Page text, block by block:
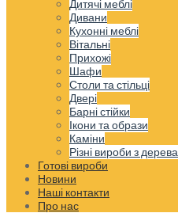
Дитячі меблі
Дивани
Кухонні меблі
Вітальні
Прихожі
Шафи
Столи та стільці
Двері
Барні стійки
Ікони та образи
Каміни
Різні вироби з дерева
Готові вироби
Новини
Наші контакти
Про нас